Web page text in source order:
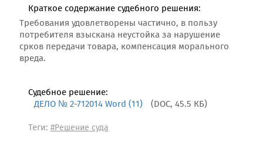
Краткое содержание судебного решения:
Требования удовлетворены частично, в пользу
потребителя взыскана неустойка за нарушение
срков передачи товара, компенсация морального
вреда.
Судебное решение:
ДЕЛО № 2-712014 Word (11) (DOC, 45.5 КБ)
Теги: #Решение суда